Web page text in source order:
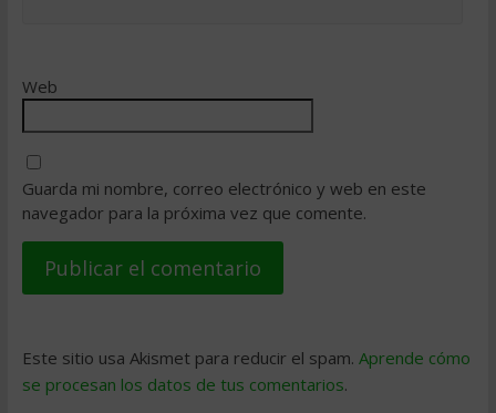
Web
Guarda mi nombre, correo electrónico y web en este
navegador para la próxima vez que comente.
Este sitio usa Akismet para reducir el spam. Aprende cómo
se procesan los datos de tus comentarios.